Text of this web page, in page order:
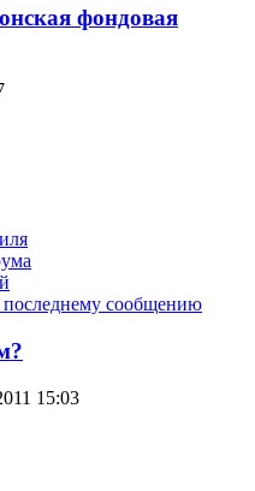
фондовая
15:03